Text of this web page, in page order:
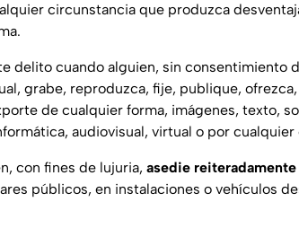
circunstancia que produzca
delito cuando alguien, sin consentimiento
grabe, reproduzca, fije, publique,
de cualquier forma, imágenes, texto,
audiovisual, virtual o por
con fines de lujuria, asedie
públicos, en instalaciones o vehículos